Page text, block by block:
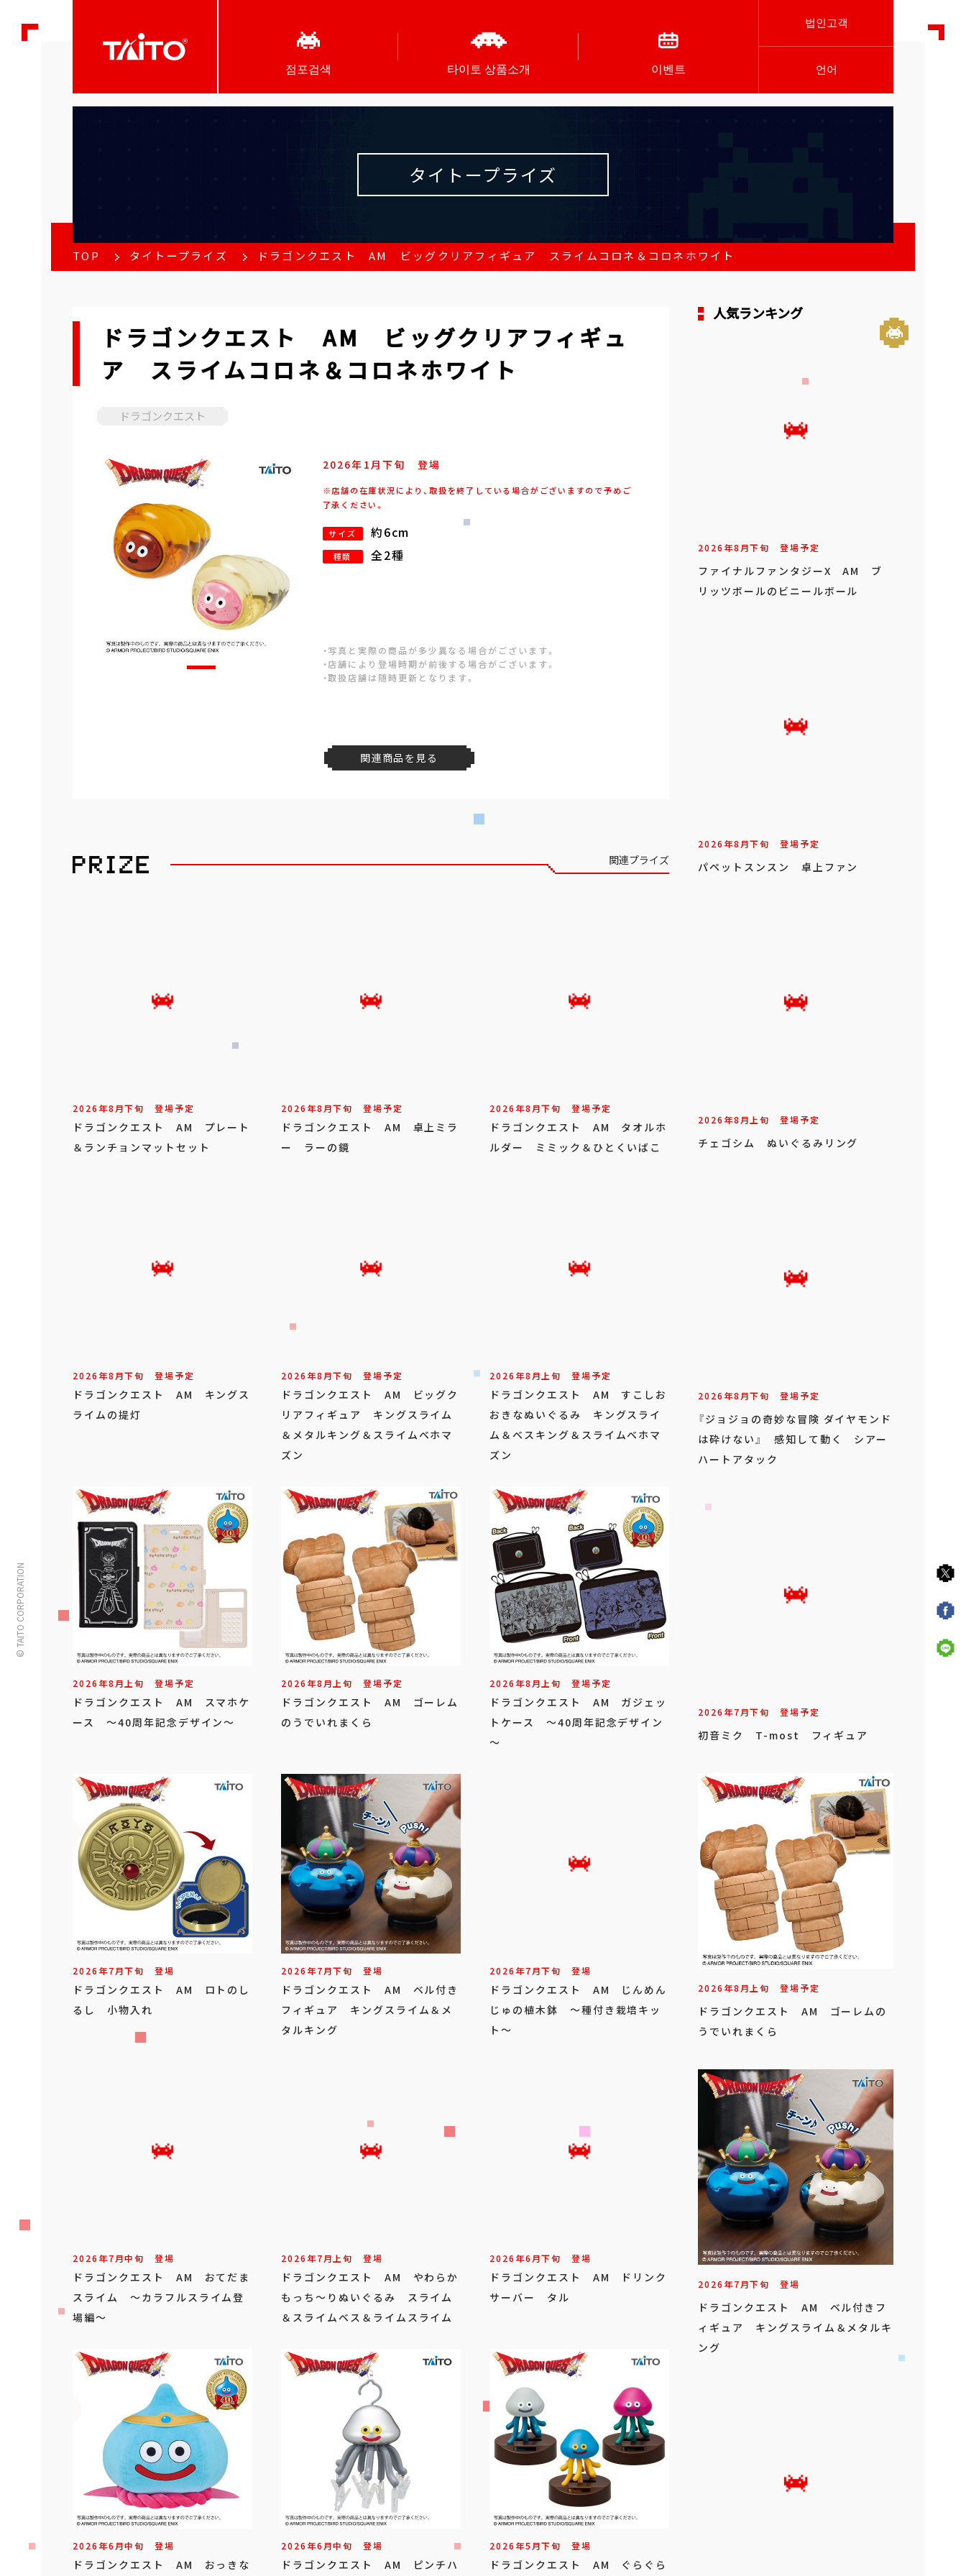
점포검색 타이토 상품소개 이벤트
법인고객
언어
© TAITO CORPORATION
タイトープライズ
TOP タイトープライズ ドラゴンクエスト AM ビッグクリアフィギュア スライムコロネ＆コロネホワイト
ドラゴンクエスト AM ビッグクリアフィギュ
ア スライムコロネ＆コロネホワイト
ドラゴンクエスト
2026年 1月下旬 登場
※店舗の在庫状況により、取扱を終了している場合がございますので予めご
了承ください。
サイズ 約6cm
種類 全2種
・写真と実際の商品が多少異なる場合がございます。
・店舗により登場時期が前後する場合がございます。
・取扱店舗は随時更新となります。
関連商品を見る
関連プライズ
2026年8月下旬 登場予定
ドラゴンクエスト AM プレート
＆ランチョンマットセット
2026年8月下旬 登場予定
ドラゴンクエスト AM 卓上ミラ
ー ラーの鏡
2026年8月下旬 登場予定
ドラゴンクエスト AM タオルホ
ルダー ミミック＆ひとくいばこ
2026年8月下旬 登場予定
ドラゴンクエスト AM キングス
ライムの提灯
2026年8月下旬 登場予定
ドラゴンクエスト AM ビッグク
リアフィギュア キングスライム
＆メタルキング＆スライムベホマ
ズン
2026年8月上旬 登場予定
ドラゴンクエスト AM すこしお
おきなぬいぐるみ キングスライ
ム＆ベスキング＆スライムベホマ
ズン
2026年8月上旬 登場予定
ドラゴンクエスト AM スマホケ
ース ～40周年記念デザイン～
2026年8月上旬 登場予定
ドラゴンクエスト AM ゴーレム
のうでいれまくら
2026年8月上旬 登場予定
ドラゴンクエスト AM ガジェッ
トケース ～40周年記念デザイン
～
2026年7月下旬 登場
ドラゴンクエスト AM ロトのし
るし 小物入れ
2026年7月下旬 登場
ドラゴンクエスト AM ベル付き
フィギュア キングスライム＆メ
タルキング
2026年7月下旬 登場
ドラゴンクエスト AM じんめん
じゅの植木鉢 ～種付き栽培キッ
ト～
2026年7月中旬 登場
ドラゴンクエスト AM おてだま
スライム ～カラフルスライム登
場編～
2026年7月上旬 登場
ドラゴンクエスト AM やわらか
もっち～りぬいぐるみ スライム
＆スライムベス＆ライムスライム
2026年6月下旬 登場
ドラゴンクエスト AM ドリンク
サーバー タル
2026年6月中旬 登場
ドラゴンクエスト AM おっきな
2026年6月中旬 登場
ドラゴンクエスト AM ピンチハ
2026年5月下旬 登場
ドラゴンクエスト AM ぐらぐら
人気ランキング
2026年8月下旬 登場予定
ファイナルファンタジーX AM ブ
リッツボールのビニールボール
2026年8月下旬 登場予定
パペットスンスン 卓上ファン
2026年8月上旬 登場予定
チェゴシム ぬいぐるみリング
2026年8月下旬 登場予定
『ジョジョの奇妙な冒険 ダイヤモンド
は砕けない』 感知して動く シアー
ハートアタック
2026年7月下旬 登場予定
初音ミク T-most フィギュア
2026年8月上旬 登場予定
ドラゴンクエスト AM ゴーレムの
うでいれまくら
2026年7月下旬 登場
ドラゴンクエスト AM ベル付きフ
ィギュア キングスライム＆メタルキ
ング